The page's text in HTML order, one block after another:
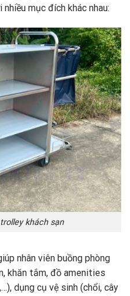
mục đích khác nhau:
khách sạn
nhân viên buồng phòng
khăn tắm, đồ amenities
dụng cụ vệ sinh (chổi, cây